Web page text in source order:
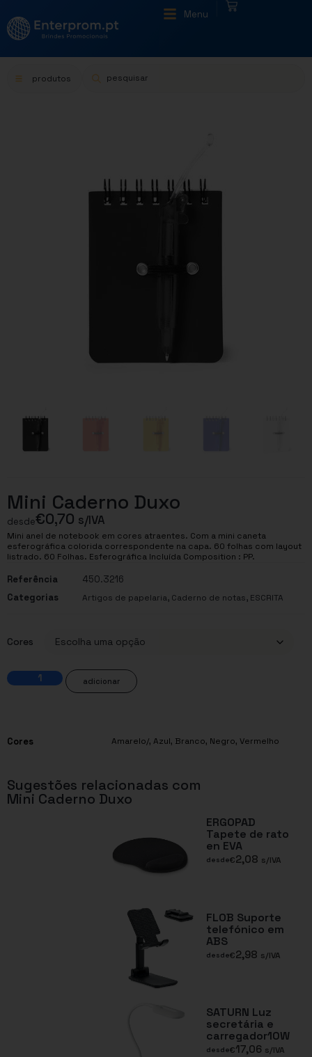
Menu
produtos
Mini Caderno Duxo
desde€0,70 s/IVA
Mini anel de notebook em cores atraentes. Com a mini caneta
esferográfica colorida correspondente na capa. 60 folhas com layout
listrado. 60 Folhas. Esferográfica Incluída Composition : PP.
Referência
450.3216
Categorias
Artigos de papelaria, Caderno de notas, ESCRITA
Cores
adicionar
Cores Amarelo/, Azul, Branco, Negro, Vermelho
Sugestões relacionadas com
Mini Caderno Duxo
ERGOPAD
Tapete de rato
en EVA
desde€2,08 s/IVA
FLOB Suporte
telefónico em
ABS
desde€2,98 s/IVA
SATURN Luz
secretária e
carregador10W
desde€17,06 s/IVA